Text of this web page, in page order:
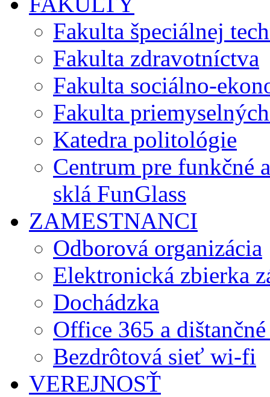
Fakulta špeciálnej
Fakulta zdravotníctva
Fakulta sociálno-
Fakulta
Katedra politológie
Centrum pre funkčné
sklá FunGlass
ZAMESTNANCI
Odborová organizácia
Elektronická zbierka
Dochádzka
Office 365 a
Bezdrôtová sieť wi-fi
VEREJNOSŤ